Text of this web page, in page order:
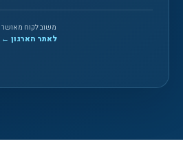
משוב לקוח מאושר
לאתר הארגון ←